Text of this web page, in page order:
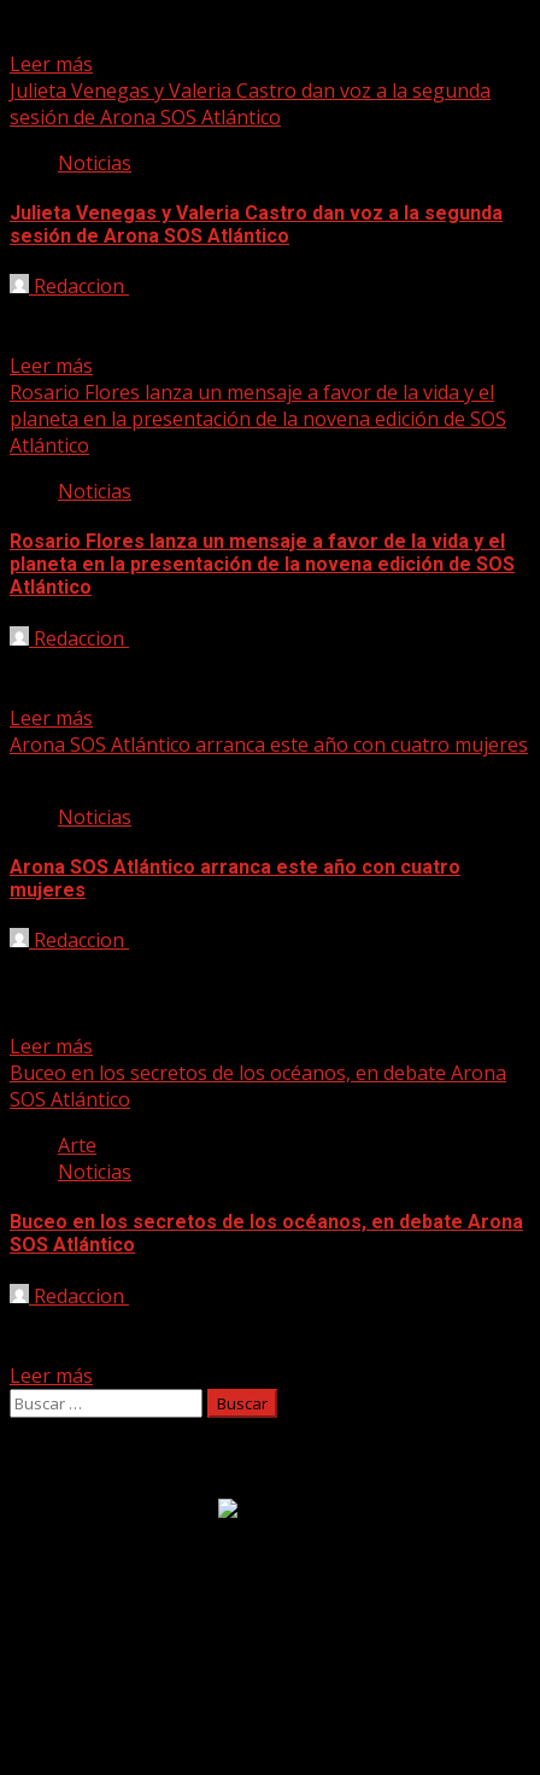
Leer más
Julieta Venegas y Valeria Castro dan voz a la segunda
sesión de Arona SOS Atlántico
Noticias
Julieta Venegas y Valeria Castro dan voz a la segunda
sesión de Arona SOS Atlántico
Redaccion
Leer más
Rosario Flores lanza un mensaje a favor de la vida y el
planeta en la presentación de la novena edición de SOS
Atlántico
Noticias
Rosario Flores lanza un mensaje a favor de la vida y el
planeta en la presentación de la novena edición de SOS
Atlántico
Redaccion
Leer más
Arona SOS Atlántico arranca este año con cuatro mujeres
Noticias
Arona SOS Atlántico arranca este año con cuatro
mujeres
Redaccion
Leer más
Buceo en los secretos de los océanos, en debate Arona
SOS Atlántico
Arte
Noticias
Buceo en los secretos de los océanos, en debate Arona
SOS Atlántico
Redaccion
Leer más
Buscar: